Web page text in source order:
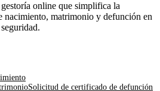
gestoría online que simplifica la
nacimiento, matrimonio y defunción en
Solicitud de certificado de defunción